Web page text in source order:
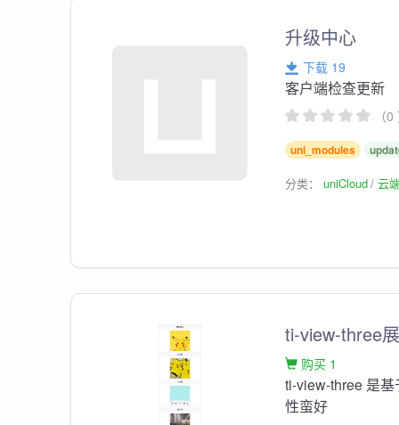
升级中心
下载 19
客户端检查更新
（
uni_modules
分类：uniCloud 云
ti-view-three
购买 1
ti-view-three 是
性蛮好